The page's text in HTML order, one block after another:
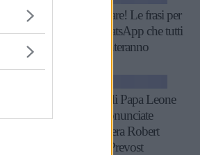
Fatti notare! Le frasi per
stati WhatsApp che tutti
commenteranno
11 frasi di Papa Leone
XIV, pronunciate
quando era Robert
Francis Prevost